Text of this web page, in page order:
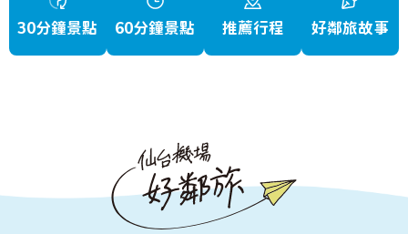
30分鐘景點 60分鐘景點 推薦行程 好鄰旅故事